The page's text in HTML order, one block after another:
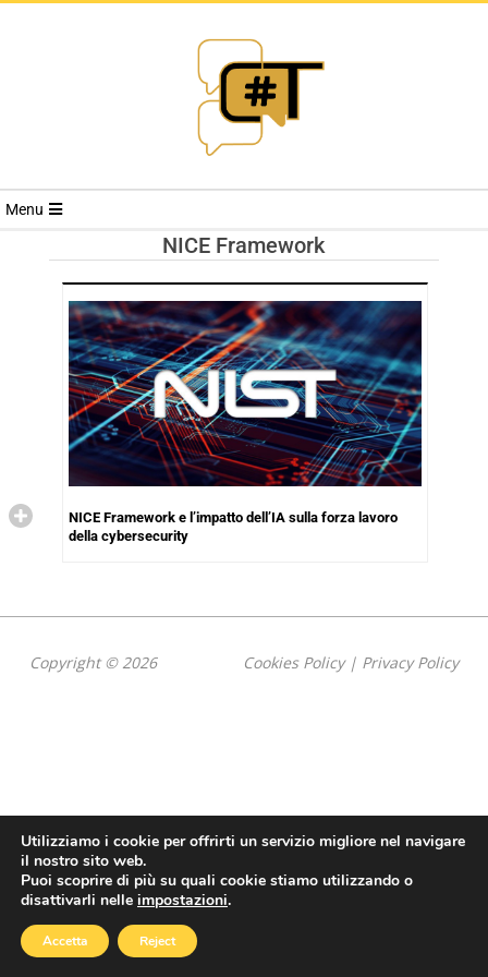
RIVISTA
TRENDS
Menu
NICE Framework
NICE Framework e l’impatto dell’IA sulla forza lavoro
della cybersecurity
Copyright © 2026 Cookies Policy| Privacy Policy
Utilizziamo i cookie per offrirti un servizio migliore nel navigare
il nostro sito web.
Puoi scoprire di più su quali cookie stiamo utilizzando o
disattivarli nelle impostazioni.
Accetta Reject